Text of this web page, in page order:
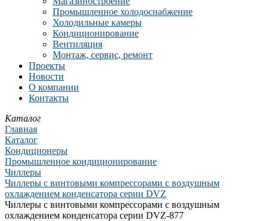
Промышленное холодоснабжение
Холодильные камеры
Кондиционирование
Вентиляция
Монтаж, сервис, ремонт
Проекты
Новости
О компании
Контакты
Каталог
Главная
Каталог
Кондиционеры
Промышленное кондиционирование
Чиллеры
Чиллеры с винтовыми компрессорами с воздушным
охлаждением конденсатора серии DVZ
Чиллеры с винтовыми компрессорами с воздушным
охлаждением конденсатора серии DVZ-877